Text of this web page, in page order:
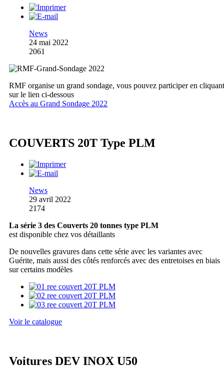
News
24 mai 2022
2061
RMF organise un grand sondage, vous pouvez participer en cliquant
sur le lien ci-dessous
Accès au Grand Sondage 2022
COUVERTS 20T Type PLM
News
29 avril 2022
2174
La série 3 des Couverts 20 tonnes type PLM
est disponible chez vos détaillants
De nouvelles gravures dans cette série avec les variantes avec
Guérite, mais aussi des côtés renforcés avec des entretoises en biais
sur certains modèles
Voir le catalogue
Voitures DEV INOX U50